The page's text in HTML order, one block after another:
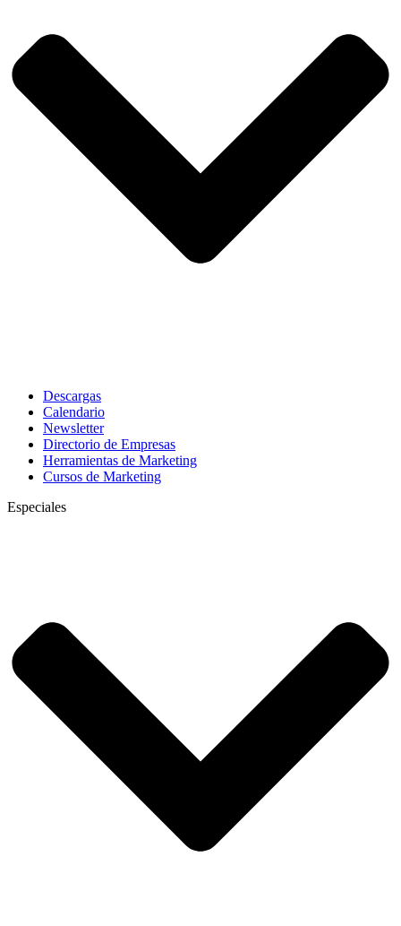
Descargas
Calendario
Newsletter
Directorio de Empresas
Herramientas de Marketing
Cursos de Marketing
Especiales